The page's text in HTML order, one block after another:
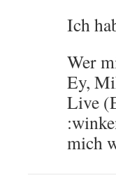
Ich
Wer
Ey,
Live
mich